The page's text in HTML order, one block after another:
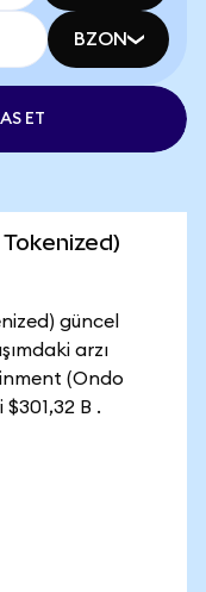
BZON
ET
güncel
arzı
(Ondo
B .